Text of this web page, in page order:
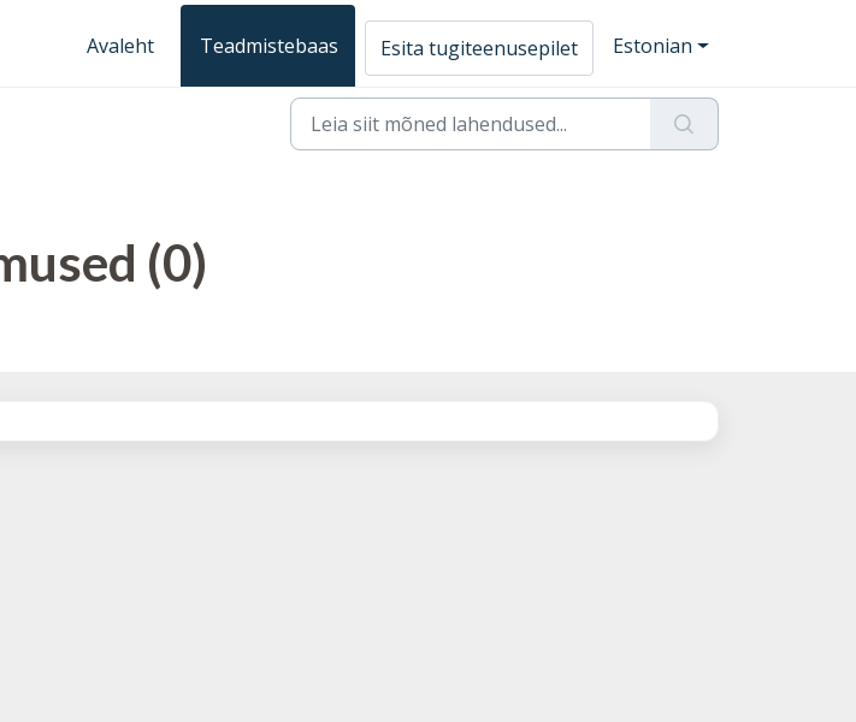
Avaleht Teadmistebaas Esita tugiteenusepilet Estonian
(0)